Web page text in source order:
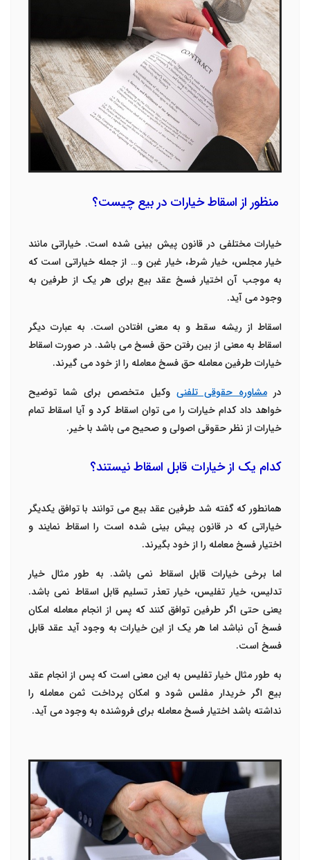
منظور از اسقاط خیارات در بیع چیست؟
خیارات مختلفی در قانون پیش بینی شده است. خیاراتی مانند
خیار مجلس، خیار شرط، خیار غبن و… از جمله خیاراتی است که
به موجب آن اختیار فسخ عقد بیع برای هر یک از طرفین به
وجود می آید.
اسقاط از ریشه سقط و به معنی افتادن است. به عبارت دیگر
اسقاط به معنی از بین رفتن حق فسخ می باشد. در صورت اسقاط
خیارات طرفین معامله حق فسخ معامله را از خود می گیرند.
درمشاوره حقوقی تلفنی وکیل متخصص برای شما توضیح
خواهد داد کدام خیارات را می توان اسقاط کرد و آیا اسقاط تمام
خیارات از نظر حقوقی اصولی و صحیح می باشد با خیر.
کدام یک از خیارات قابل اسقاط نیستند؟
همانطور که گفته شد طرفین عقد بیع می توانند با توافق یکدیگر
خیاراتی که در قانون پیش بینی شده است را اسقاط نمایند و
اختیار فسخ معامله را از خود بگیرند.
اما برخی خیارات قابل اسقاط نمی باشد. به طور مثال خیار
تدلیس، خیار تفلیس، خیار تعذر تسلیم قابل اسقاط نمی باشد.
یعنی حتی اگر طرفین توافق کنند که پس از انجام معامله امکان
فسخ آن نباشد اما هر یک از این خیارات به وجود آید عقد قابل
فسخ است.
به طور مثال خیار تفلیس به این معنی است که پس از انجام عقد
بیع اگر خریدار مفلس شود و امکان پرداخت ثمن‌ معامله را
نداشته باشد اختیار فسخ معامله برای فروشنده به وجود می آید.